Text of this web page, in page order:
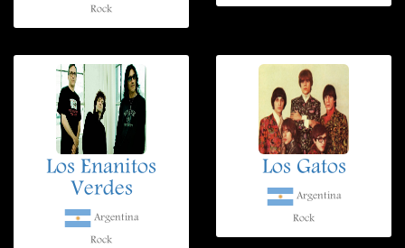
Rock
Los Enanitos
Verdes
Argentina
Rock
Los Gatos
Argentina
Rock